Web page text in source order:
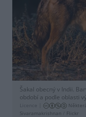
Šakal obecný v Indii.
období a podle oblasti
Licence |
Sivaramakrishnan
Flickr